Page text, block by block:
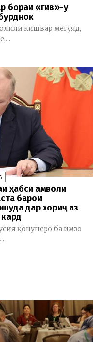
бораи «гив»-у
кишвар мегӯяд,
ҳабси амволи
барои
дар хориҷ аз
қонунеро ба имзо